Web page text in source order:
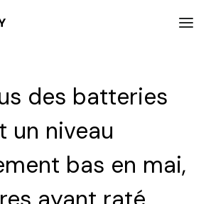
des batteries
un niveau
bas en mai,